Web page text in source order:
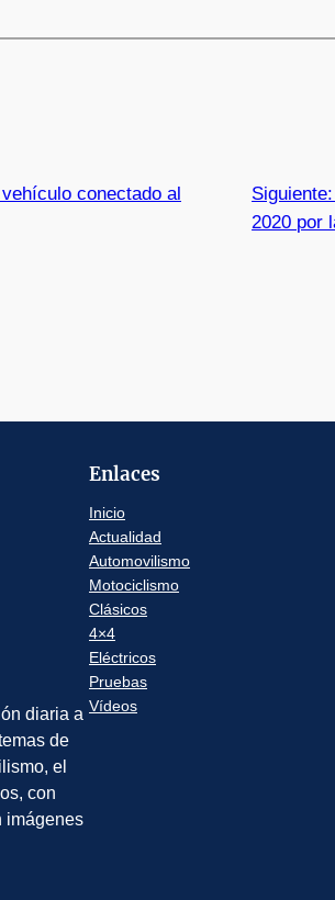
conectado al
Siguiente:
2020 por
diaria a
de
el
con
imágenes
Enlaces
Inicio
Actualidad
Automovilismo
Motociclismo
Clásicos
4×4
Eléctricos
Pruebas
Vídeos